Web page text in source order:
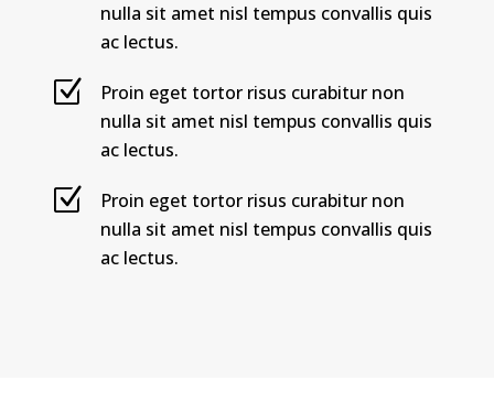
nulla sit amet nisl tempus convallis quis
ac lectus.
Proin eget tortor risus curabitur non
nulla sit amet nisl tempus convallis quis
ac lectus.
Proin eget tortor risus curabitur non
nulla sit amet nisl tempus convallis quis
ac lectus.